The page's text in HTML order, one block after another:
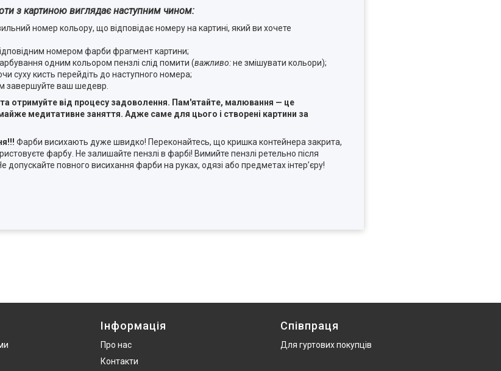
з картиною виглядає наступним чином:
номер кольору, що відповідає номеру на картині, який ви хочете
номером фарби фрагмент картини;
одним кольором пензлі слід помити (важливо:не змішувати кольори);
суху кисть перейдіть до наступного номера;
завершуйте ваш шедевр.
отримуйте від процесу задоволення. Пам'ятайте, малювання — це
медитативне заняття. Адже саме для цього і створені картини за
Фарби висихають дуже швидко! Переконайтесь, що кришка контейнера закрита,
фарбу. Не залишайте пензлі в фарбі! Вимийте пензлі ретельно після
допускайте повного висихання фарби на руках, одязі або предметах інтер’єру!
Інформація
Про нас
Контакти
Співпраця
Для гуртових покупців